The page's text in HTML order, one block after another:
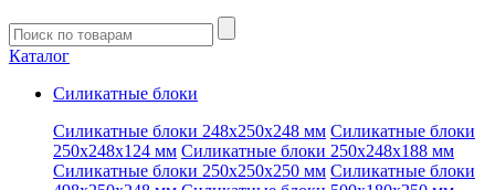
Введите
запрос
Каталог
Силикатные блоки
Силикатные блоки 248x250x248 мм Силикатные блоки
250x248x124 мм Силикатные блоки 250x248x188 мм
Силикатные блоки 250x250x250 мм Силикатные блоки